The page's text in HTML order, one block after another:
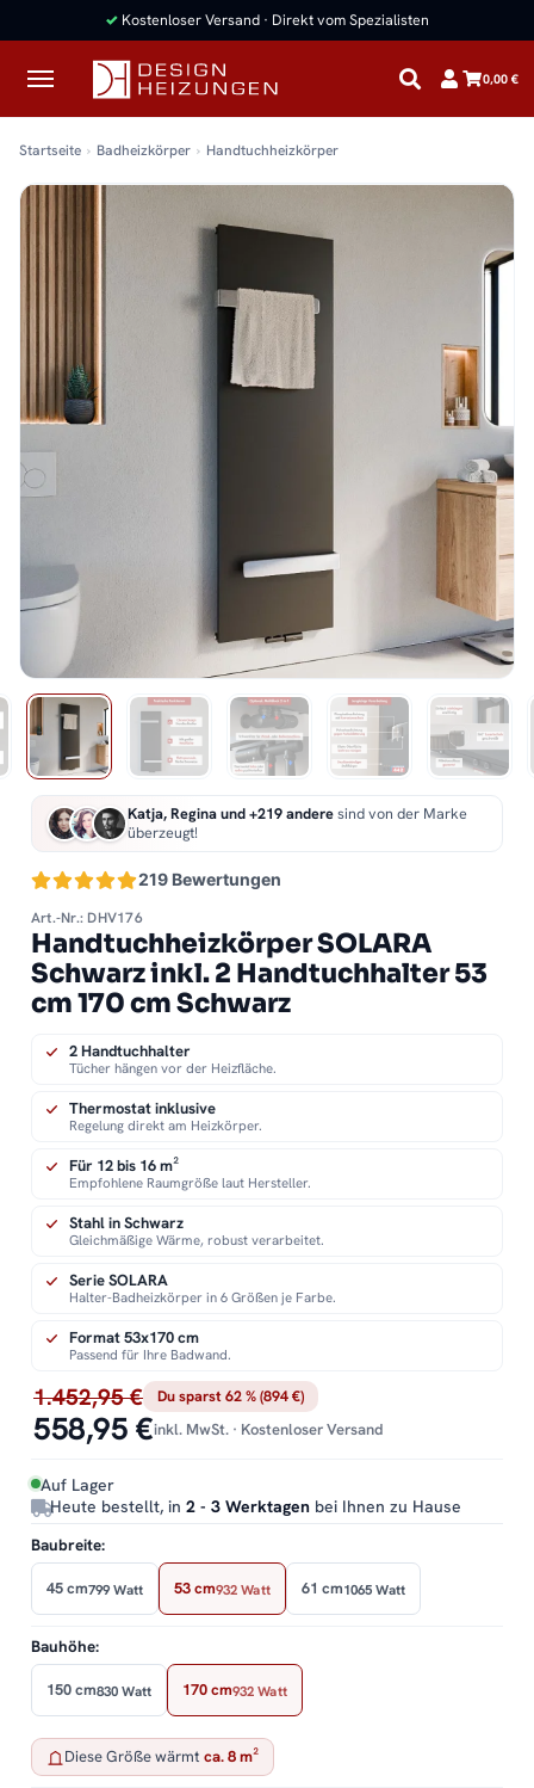
✓ Kostenloser Versand · Direkt vom Spezialisten
0,00 €
Startseite Badheizkörper Handtuchheizkörper
219 Bewertungen
Katja, Regina und +219 anderesind von der Marke
überzeugt!
Art.-Nr.: DHV176
Handtuchheizkörper SOLARA
Schwarz inkl. 2 Handtuchhalter 53
cm 170 cm Schwarz
1.452,95 € Du sparst 62 % (894 €)
558,95 €inkl. MwSt. · Kostenloser Versand
Auf Lager
Heute bestellt, in 2 - 3 Werktagen bei Ihnen zu Hause
2 Handtuchhalter
Tücher hängen vor der Heizfläche.
Thermostat inklusive
Regelung direkt am Heizkörper.
Für 12 bis 16 m²
Empfohlene Raumgröße laut Hersteller.
Stahl in Schwarz
Gleichmäßige Wärme, robust verarbeitet.
Serie SOLARA
Halter-Badheizkörper in 6 Größen je Farbe.
Format 53x170 cm
Passend für Ihre Badwand.
Baubreite:
45 cm799 Watt 53 cm932 Watt 61 cm1065 Watt
Bauhöhe:
150 cm830 Watt 170 cm932 Watt
Diese Größe wärmt ca. 8 m²